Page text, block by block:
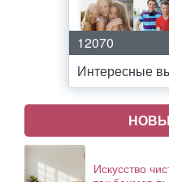
12070
Интересные
Искусство